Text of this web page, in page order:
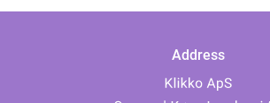
Address